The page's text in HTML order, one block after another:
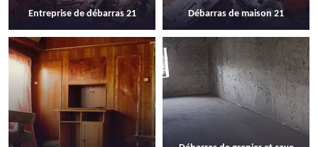
Entreprise de débarras 21 Débarras de maison 21